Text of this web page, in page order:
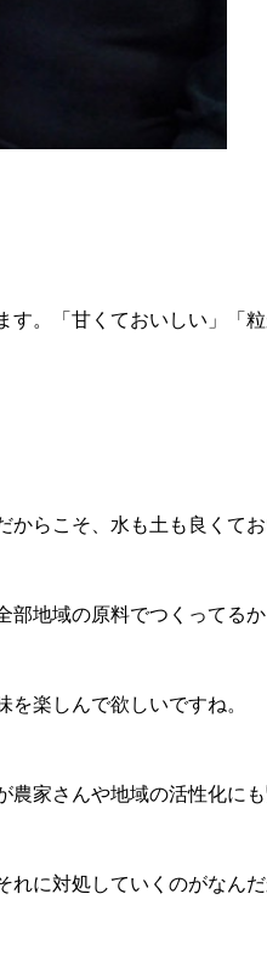
。「甘くておいしい」「
らこそ、水も土も良くてお
地域の原料でつくってる
楽しんで欲しいですね。
家さんや地域の活性化にも
に対処していくのがなんだ